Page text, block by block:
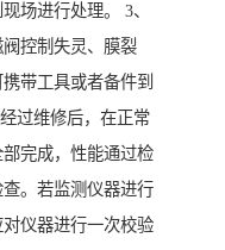
场进行处理。 3、
控制失灵、膜裂
带工具或者备件到
过维修后，在正常
完成，性能通过检
。若监测仪器进行
仪器进行一次校验